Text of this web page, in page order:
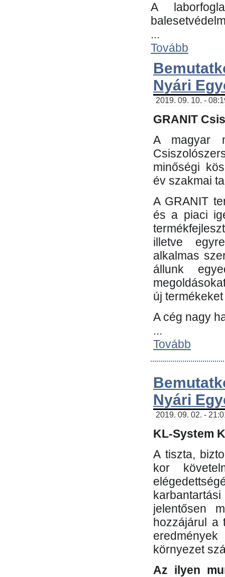
A
...
Tovább
Nyári
2019. 09. 10. -
GRANIT
A magyar
minőségi
év szakmai
A GRANIT
és a piaci
illetve
alkalmas
állunk
új
A cég nagy
...
Tovább
Nyári
2019. 09. 02. -
KL-System
A tiszta,
kor
jelentősen
hozzájárul a
környezet
Az ilyen